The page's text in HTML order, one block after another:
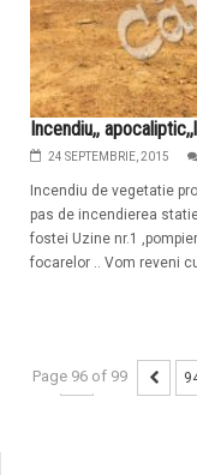
Incendiu,,
24 SEPTEMBRIE, 2015
Incendiu de vegetatie
pas de incendierea
fostei Uzine nr.1
focarelor .. Vom reveni
Page 96 of 99
...